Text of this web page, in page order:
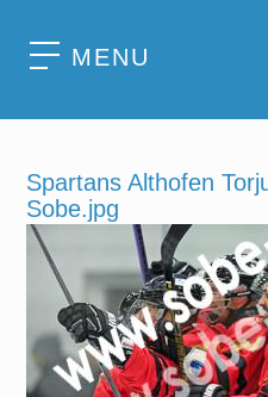
MENU
Spartans Althofen
Sobe.jpg